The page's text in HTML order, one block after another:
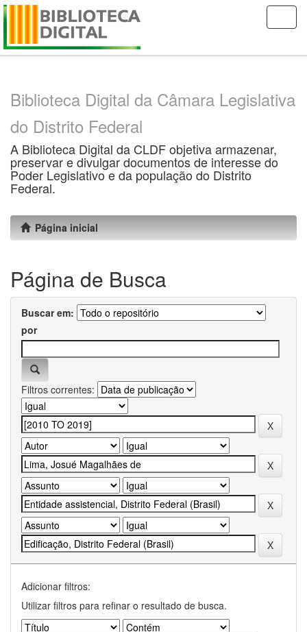
Skip
Biblioteca Digital da Câmara Legislativa
do Distrito Federal
A Biblioteca Digital da CLDF objetiva armazenar,
preservar e divulgar documentos de interesse do
Poder Legislativo e da população do Distrito
Federal.
Página inicial
Página de Busca
Buscar em:
por
Filtros correntes:
Adicionar filtros:
Utilizar filtros para refinar o resultado de busca.